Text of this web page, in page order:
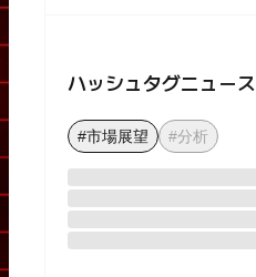
ハッシュタグニュース
#市場展望 #分析